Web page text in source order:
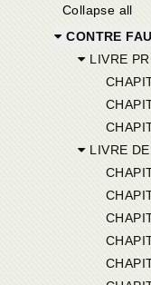
Collapse all
CONTRE
LIVRE
LIVRE